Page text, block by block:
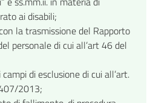
ai disabili;
la trasmissione del Rapporto
personale di cui all’art 46 del
di esclusione di cui all’art.
2013;